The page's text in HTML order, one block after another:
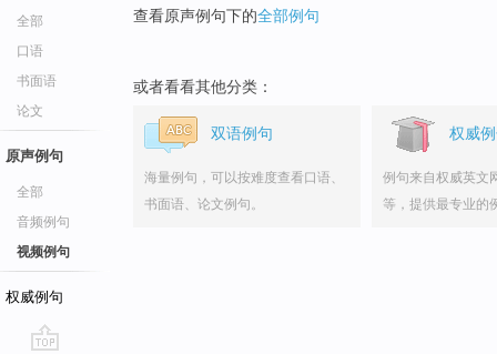
全部
口语
书面语
论文
原声例句
全部
音频例句
视频例句
权威例句
查看原声例句下的全部例句
或者看看其他分类：
双语例句
海量例句，可以按难度查看口语、
书面语、论文例句。
权威
例句来自权威英文
等，提供最专业的